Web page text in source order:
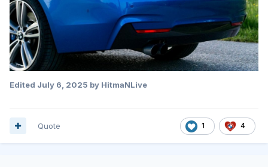
Edited July 6, 2025 by HitmaNLive
1 4
Quote